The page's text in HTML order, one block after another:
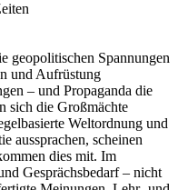
geopolitischen Spannungen
und Aufrüstung
– und Propaganda die
sich die Großmächte
Weltordnung und
aussprachen, scheinen
dies mit. Im
Gesprächsbedarf – nicht